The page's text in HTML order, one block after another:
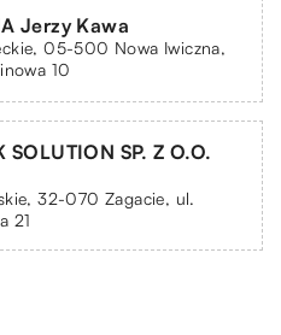
Jerzy Kawa
05-500 Nowa Iwiczna,
10
SOLUTION SP. Z O.O.
32-070 Zagacie, ul.
21